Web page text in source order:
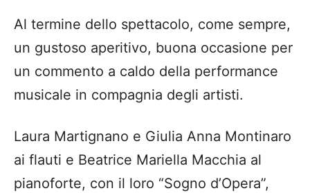
Al termine dello spettacolo, come sempre,
un gustoso aperitivo, buona occasione per
un commento a caldo della performance
musicale in compagnia degli artisti.
Laura Martignano e Giulia Anna Montinaro
ai flauti e Beatrice Mariella Macchia al
pianoforte, con il loro “Sogno d’Opera”,